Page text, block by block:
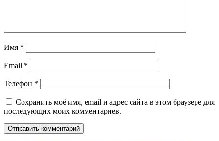
Имя *
Email *
Телефон *
Сохранить моё имя, email и адрес сайта в этом браузере для
последующих моих комментариев.